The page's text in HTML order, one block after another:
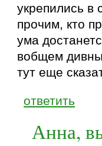
укрепились в
прочим, кто
ума
вобщем
тут еще
ответить
Анна,